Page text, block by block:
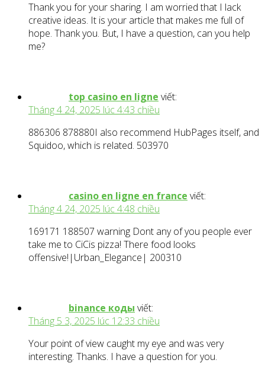
Thank you for your sharing. I am worried that I lack
creative ideas. It is your article that makes me full of
hope. Thank you. But, I have a question, can you help
me?
top casino en ligne viết:
Tháng 4 24, 2025 lúc 4:43 chiều
886306 878880I also recommend HubPages itself, and
Squidoo, which is related. 503970
casino en ligne en france viết:
Tháng 4 24, 2025 lúc 4:48 chiều
169171 188507 warning Dont any of you people ever
take me to CiCis pizza! There food looks
offensive!|Urban_Elegance| 200310
binance коды viết:
Tháng 5 3, 2025 lúc 12:33 chiều
Your point of view caught my eye and was very
interesting. Thanks. I have a question for you.